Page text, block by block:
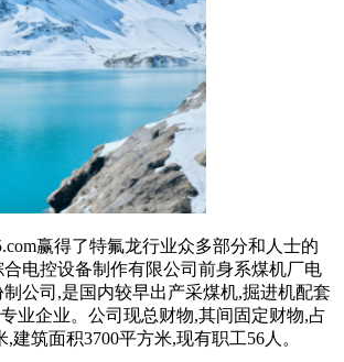
赢得了特氟龙行业众多部分和人士的
电控设备制作有限公司前身系煤机厂电
公司,是国内较早出产采煤机,掘进机配套
业企业。公司现总财物,其间固定财物,占
,建筑面积3700平方米,现有职工56人。